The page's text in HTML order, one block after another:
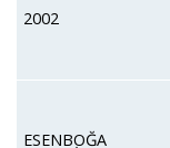
2002
ESENBOĞA